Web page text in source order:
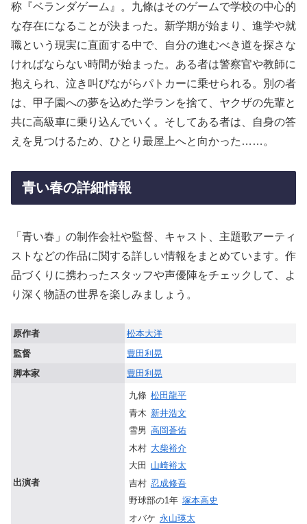
称『ベランダゲーム』。九條はそのゲームで学校の中心的
な存在になることが決まった。新学期が始まり、進学や就
職という現実に直面する中で、自分の進むべき道を探さな
ければならない時間が始まった。ある者は警察官や教師に
抱えられ、泣き叫びながらパトカーに乗せられる。別の者
は、甲子園への夢を込めた学ランを捨て、ヤクザの先輩と
共に高級車に乗り込んでいく。そしてある者は、自身の答
えを見つけるため、ひとり最屋上へと向かった……。
青い春の詳細情報
「青い春」の制作会社や監督、キャスト、主題歌アーティ
ストなどの作品に関する詳しい情報をまとめています。作
品づくりに携わったスタッフや声優陣をチェックして、よ
り深く物語の世界を楽しみましょう。
原作者
松本大洋
監督
豊田利晃
脚本家
豊田利晃
出演者
九條 松田龍平
青木 新井浩文
雪男 高岡蒼佑
木村 大柴裕介
大田
山崎裕太
吉村 忍成修吾
野球部の1年 塚本高史
オバケ 永山瑛太